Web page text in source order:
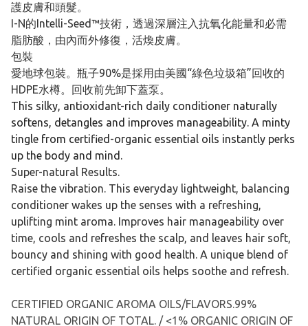
護皮膚和頭髮。
I-N的Intelli-Seed™技術，透過深層注入抗氧化能量和必需
脂肪酸，由內而外修復，活煥皮膚。
包裝
愛地球包裝。瓶子90%是採用由美國“綠色垃圾箱”回收的
HDPE水樽。回收前先卸下蓋泵。
This silky, antioxidant-rich daily conditioner naturally
softens, detangles and improves manageability. A minty
tingle from certified-organic essential oils instantly perks
up the body and mind.
Super-natural Results.
Raise the vibration. This everyday lightweight, balancing
conditioner wakes up the senses with a refreshing,
uplifting mint aroma. Improves hair manageability over
time, cools and refreshes the scalp, and leaves hair soft,
bouncy and shining with good health. A unique blend of
certified organic essential oils helps soothe and refresh.
CERTIFIED ORGANIC AROMA OILS/FLAVORS.99%
NATURAL ORIGIN OF TOTAL. / <1% ORGANIC ORIGIN OF